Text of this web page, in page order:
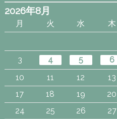
2026年8月
月 火 水 木
3
4 5 6
10
11 12 13
17
18 19 20
24
25 26 27